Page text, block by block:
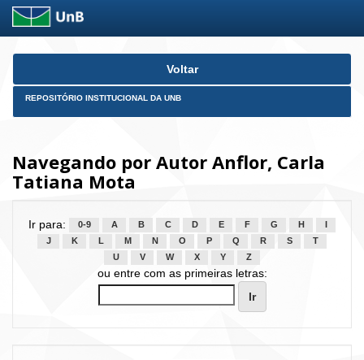
Skip
Voltar
REPOSITÓRIO INSTITUCIONAL DA UNB
Navegando por Autor Anflor, Carla
Tatiana Mota
Ir para: 0-9 A B C D E F G H
J
K L M N O P Q R S
T
U
V W X Y Z
ou entre com as primeiras letras: